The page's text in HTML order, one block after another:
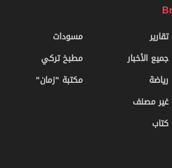
تقارير
جميع الأخبار
رياضة
غير مصنف
كتاب
مسودات
مطبخ تركي
مكتبة "زمان"